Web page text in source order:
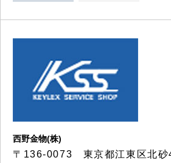
西野金物(株)
〒136-0073 東京都江東区北砂